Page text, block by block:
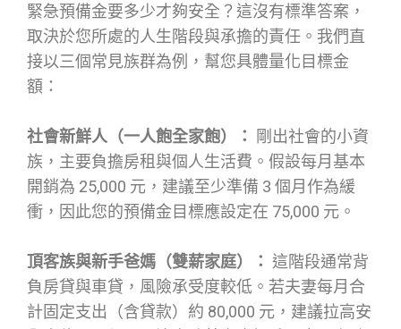
緊急預備金要多少才夠安全？這沒有標準答案，
取決於您所處的人生階段與承擔的責任。我們直
接以三個常見族群為例，幫您具體量化目標金
額：
社會新鮮人（一人飽全家飽）：
剛出社會的小資
族，主要負擔房租與個人生活費。假設每月基本
開銷為 25,000 元，建議至少準備 3 個月作為緩
衝，因此您的預備金目標應設定在 75,000 元。
頂客族與新手爸媽（雙薪家庭）： 這階段通常背
負房貸與車貸，風險承受度較低。若夫妻每月合
計固定支出（含貸款）約 80,000 元，建議拉高安